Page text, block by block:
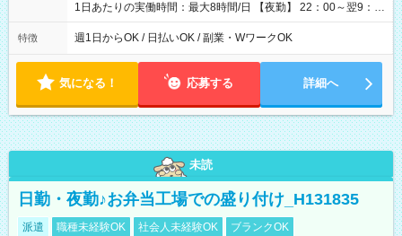
1日あたりの実働時間：最大8時間/日 【夜勤】 22：00～翌9：
00 ※週1日～OK ／ 夜勤専従 ＊＊ 勤務時間例 ＊＊ ■22時か
ら翌7時 ■23時から翌8時 ■24時から翌9時 など ※上記の時間
ます。 ※曜日固定（毎週同じ曜日での勤務となります）
特徴 週1日からOK / 日払いOK / 副業・WワークOK
気になる！ 応募する 詳細へ
未読
日勤・夜勤♪お弁当工場での盛り付け_H131835
派遣 職種未経験OK 社会人未経験OK ブランクOK